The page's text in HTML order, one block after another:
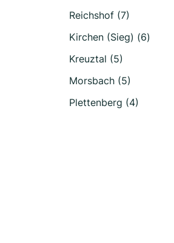
Reichshof (7)
Kirchen (Sieg) (6)
Kreuztal (5)
Morsbach (5)
Plettenberg (4)